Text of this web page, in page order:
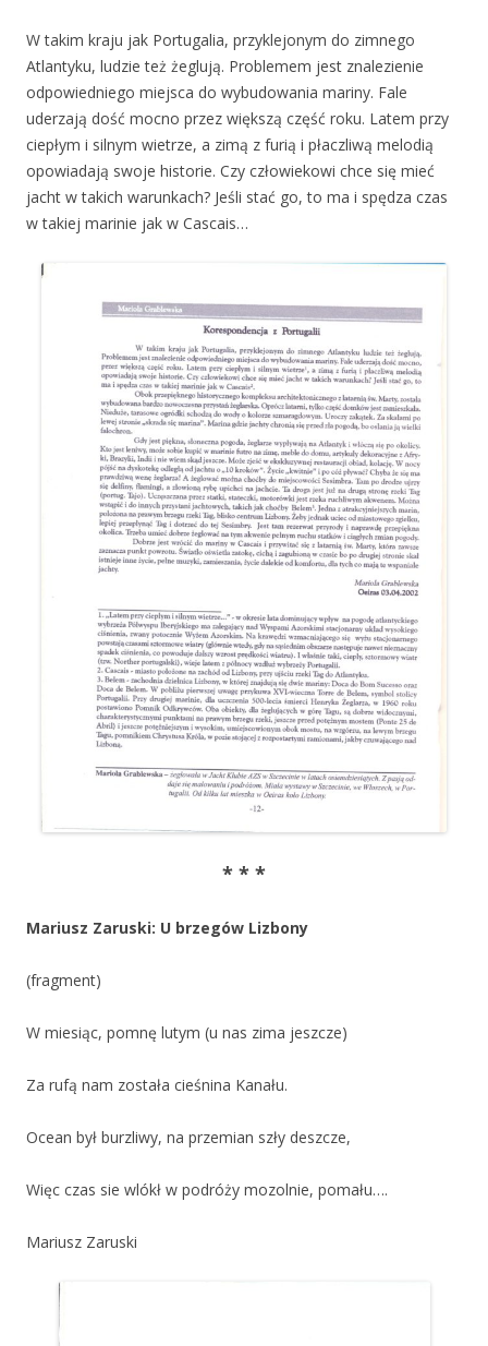
W takim kraju jak Portugalia, przyklejonym do zimnego
Atlantyku, ludzie też żeglują. Problemem jest znalezienie
odpowiedniego miejsca do wybudowania mariny. Fale
uderzają dość mocno przez większą część roku. Latem przy
ciepłym i silnym wietrze, a zimą z furią i płaczliwą melodią
opowiadają swoje historie. Czy człowiekowi chce się mieć
jacht w takich warunkach? Jeśli stać go, to ma i spędza czas
w takiej marinie jak w Cascais…
* * *
Mariusz Zaruski: U brzegów Lizbony
(fragment)
W miesiąc, pomnę lutym (u nas zima jeszcze)
Za rufą nam została cieśnina Kanału.
Ocean był burzliwy, na przemian szły deszcze,
Więc czas sie wlókł w podróży mozolnie, pomału….
Mariusz Zaruski